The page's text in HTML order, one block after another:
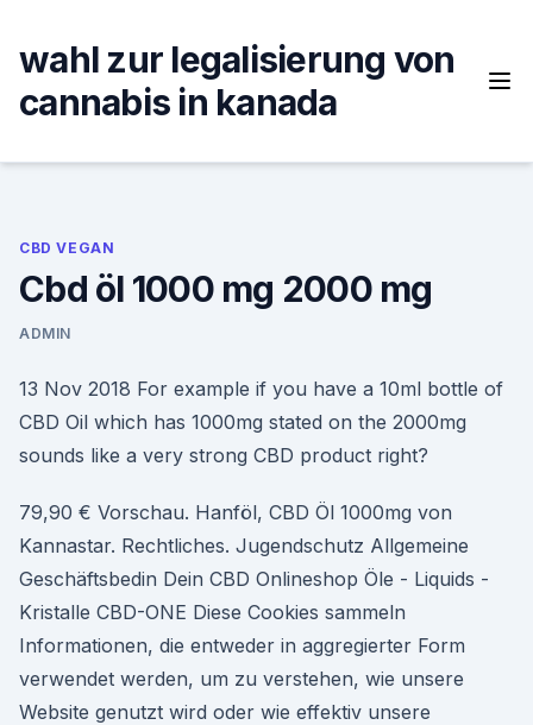
content
wahl zur legalisierung von
cannabis in kanada
CBD VEGAN
Cbd öl 1000 mg 2000 mg
ADMIN
13 Nov 2018 For example if you have a 10ml bottle of
CBD Oil which has 1000mg stated on the 2000mg
sounds like a very strong CBD product right?
79,90 € Vorschau. Hanföl, CBD Öl 1000mg von
Kannastar. Rechtliches. Jugendschutz Allgemeine
Geschäftsbedin Dein CBD Onlineshop Öle - Liquids -
Kristalle CBD-ONE Diese Cookies sammeln
Informationen, die entweder in aggregierter Form
verwendet werden, um zu verstehen, wie unsere
Website genutzt wird oder wie effektiv unsere